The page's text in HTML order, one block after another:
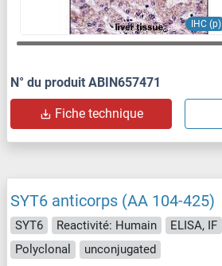
IHC (p)
N° du produit ABIN657471
Fiche technique
SYT6 anticorps (AA 104-425)
SYT6 Reactivité: Humain ELISA, IF
Polyclonal
unconjugated